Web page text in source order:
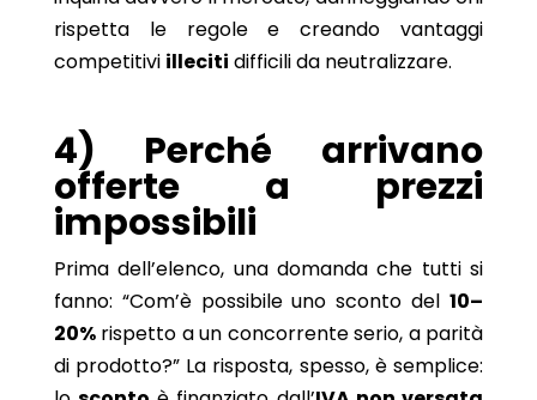
rispetta le regole e creando vantaggi
competitivi illeciti difficili da neutralizzare.
4) Perché arrivano
offerte a prezzi
impossibili
Prima dell’elenco, una domanda che tutti si
fanno: “Com’è possibile uno sconto del10–
20%rispetto a un concorrente serio, a parità
di prodotto?” La risposta, spesso, è semplice: